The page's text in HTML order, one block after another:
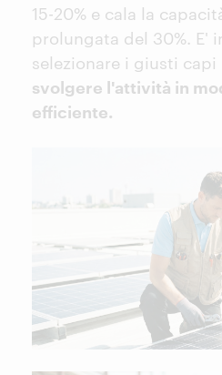
15-20% e cala la
prolungata del 30%. E'
selezionare i giusti capi
svolgere l'attività in
efficiente.